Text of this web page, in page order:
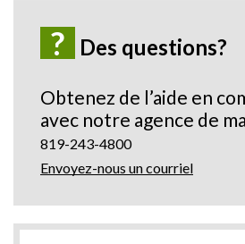
? Des questions?
Obtenez de l’aide en
avec notre agence de
819-243-4800
Envoyez-nous un courriel